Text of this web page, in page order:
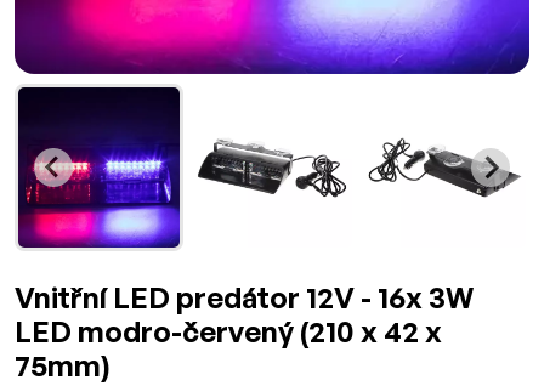
Vnitřní LED predátor 12V - 16x 3W
LED modro-červený (210 x 42 x
75mm)